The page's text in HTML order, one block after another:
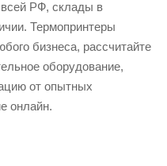
всей РФ, склады в
Термопринтеры
бизнеса, рассчитайте
оборудование,
от опытных
онлайн.